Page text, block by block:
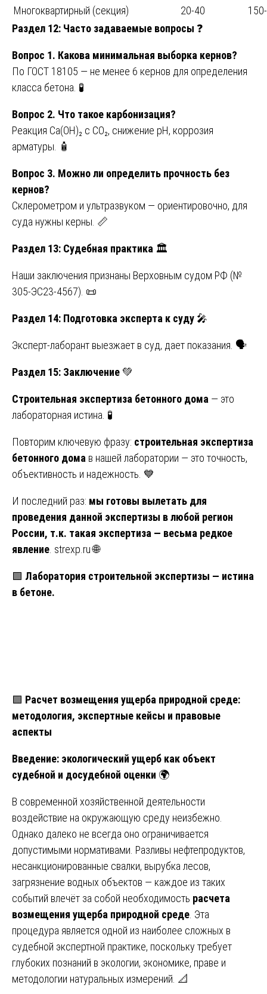
Многоквартирный (секция) 20-40
Раздел 12: Часто задаваемые вопросы ❓
Вопрос 1. Какова минимальная выборка кернов?
По ГОСТ 18105 — не менее 6 кернов для определения
класса бетона. 🧪
Вопрос 2. Что такое карбонизация?
Реакция Ca(OH)₂ с CO₂, снижение pH, коррозия
арматуры. 🧴
Вопрос 3. Можно ли определить прочность без
кернов?
Склерометром и ультразвуком — ориентировочно, для
суда нужны керны. 📏
Раздел 13: Судебная практика 🏛️
Наши заключения признаны Верховным судом РФ (№
305-ЭС23-4567). 📜
Раздел 14: Подготовка эксперта к суду 🎤
Эксперт-лаборант выезжает в суд, дает показания. 🗣️
Раздел 15: Заключение 💚
Строительная экспертиза бетонного дома — это
лабораторная истина. 🧪
Повторим ключевую фразу: строительная экспертиза
бетонного дома в нашей лаборатории — это точность,
объективность и надежность. 💙
И последний раз: мы готовы вылетать для
проведения данной экспертизы в любой регион
России, т.к. такая экспертиза — весьма редкое
явление strexp.ru🌐
🟩 Лаборатория строительной экспертизы — истина
в бетоне.
🟩 Расчет возмещения ущерба природной среде:
методология, экспертные кейсы и правовые
аспекты
Введение: экологический ущерб как объект
судебной и досудебной оценки 🌍
В современной хозяйственной деятельности
воздействие на окружающую среду неизбежно.
Однако далеко не всегда оно ограничивается
допустимыми нормативами. Разливы нефтепродуктов,
несанкционированные свалки, вырубка лесов,
загрязнение водных объектов — каждое из таких
событий влечёт за собой необходимость расчета
возмещения ущерба природной среде . Эта
процедура является одной из наиболее сложных в
судебной экспертной практике, поскольку требует
глубоких познаний в экологии, экономике, праве и
методологии натуральных измерений. 📐